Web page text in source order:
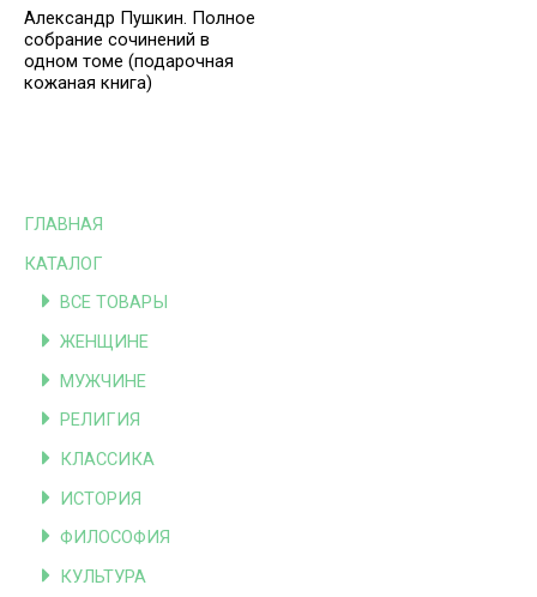
ГЛАВНАЯ
КАТАЛОГ
ВСЕ ТОВАРЫ
ЖЕНЩИНЕ
МУЖЧИНЕ
РЕЛИГИЯ
КЛАССИКА
ИСТОРИЯ
ФИЛОСОФИЯ
КУЛЬТУРА
Александр Пушкин. Полное
собрание сочинений в
одном томе (подарочная
кожаная книга)